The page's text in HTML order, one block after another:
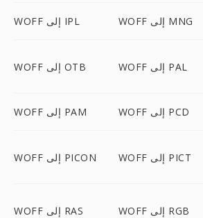
WOFF إلى IPL WOFF إلى MNG
WOFF إلى OTB WOFF إلى PAL
WOFF إلى PAM WOFF إلى PCD
WOFF إلى PICON WOFF إلى PICT
WOFF إلى RAS WOFF إلى RGB